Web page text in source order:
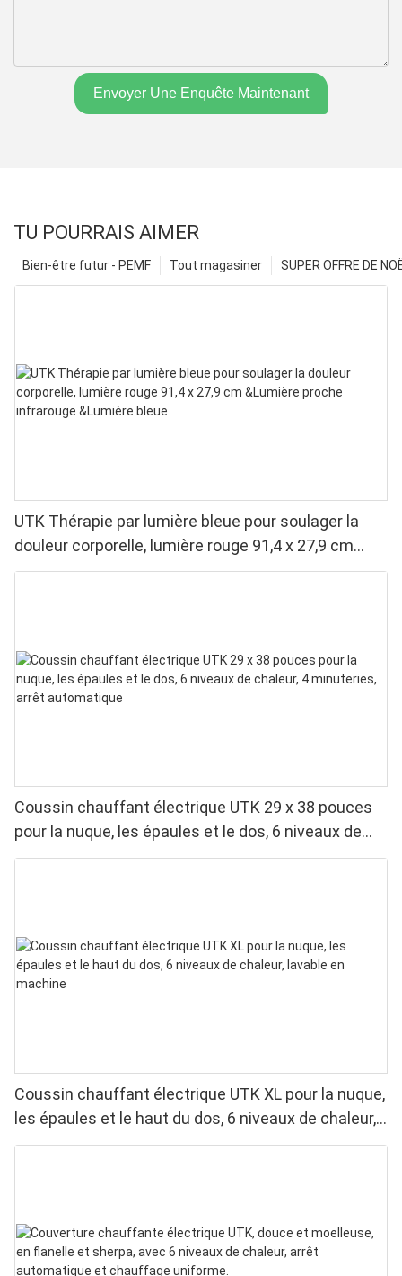
Envoyer Une Enquête Maintenant
TU POURRAIS AIMER
SUPER OFFRE DE
Tout magasiner
Bien-être futur - PEMF
UTK Thérapie par lumière bleue pour soulager la
douleur corporelle, lumière rouge 91,4 x 27,9 cm
&Lumière proche infrarouge &Lumière bleue
Coussin chauffant électrique UTK 29 x 38 pouces
pour la nuque, les épaules et le dos, 6 niveaux de
chaleur, 4 minuteries, arrêt automatique
Coussin chauffant électrique UTK XL pour la nuque,
les épaules et le haut du dos, 6 niveaux de chaleur,
lavable en machine